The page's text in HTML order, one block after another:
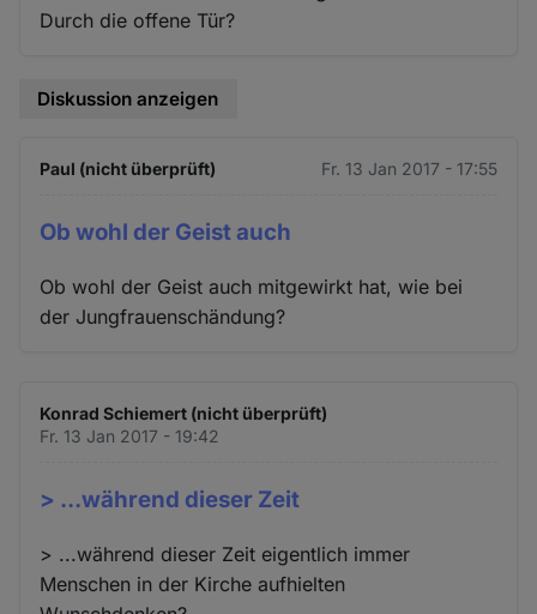
Durch die offene Tür?
Diskussion anzeigen
Paul (nicht überprüft) Fr. 13 Jan 2017 - 17:55
Ob wohl der Geist auch
Ob wohl der Geist auch mitgewirkt hat, wie bei
der Jungfrauenschändung?
Konrad Schiemert (nicht überprüft)
Fr. 13 Jan 2017 - 19:42
> ...während dieser Zeit
> ...während dieser Zeit eigentlich immer
Menschen in der Kirche aufhielten